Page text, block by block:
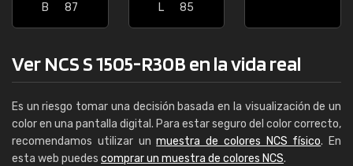
B
87
L
85
Ver NCS S 1505-R30B en la vida real
Es un riesgo tomar una decisión basada en la visualización de un
color en una pantalla digital. Para estar seguro del color correcto,
recomendamos utilizar unmuestra de colores NCS físico. En
esta web puedes comprar un muestra de colores NCS.